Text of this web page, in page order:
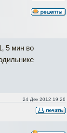
5 мин во
24 Дек 2012 19:26